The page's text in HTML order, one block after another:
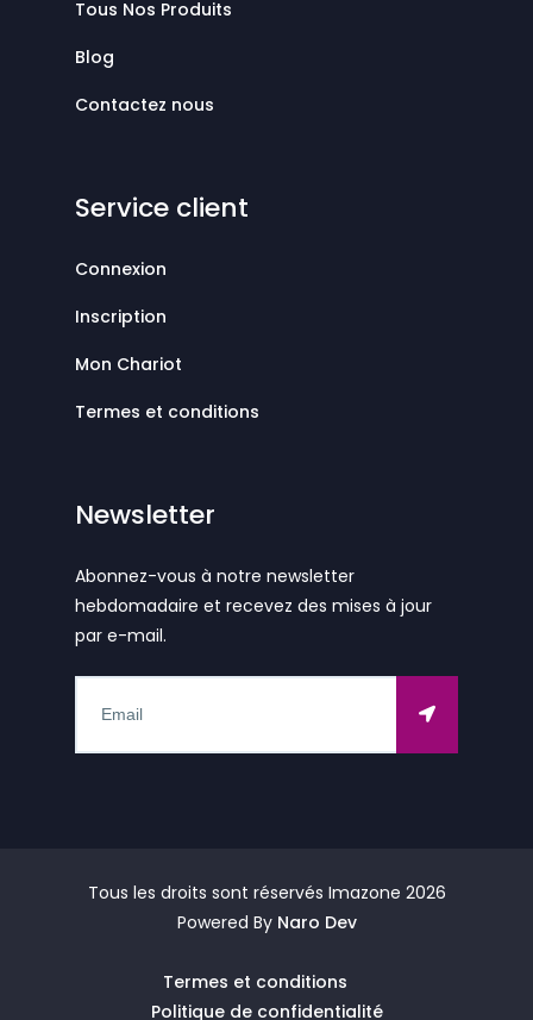
Tous Nos Produits
Blog
Contactez nous
Service client
Connexion
Inscription
Mon Chariot
Termes et conditions
Newsletter
Abonnez-vous à notre newsletter
hebdomadaire et recevez des mises à jour
par e-mail.
Tous les droits sont réservés Imazone 2026
Powered By Naro Dev
Termes et conditions
Politique de confidentialité